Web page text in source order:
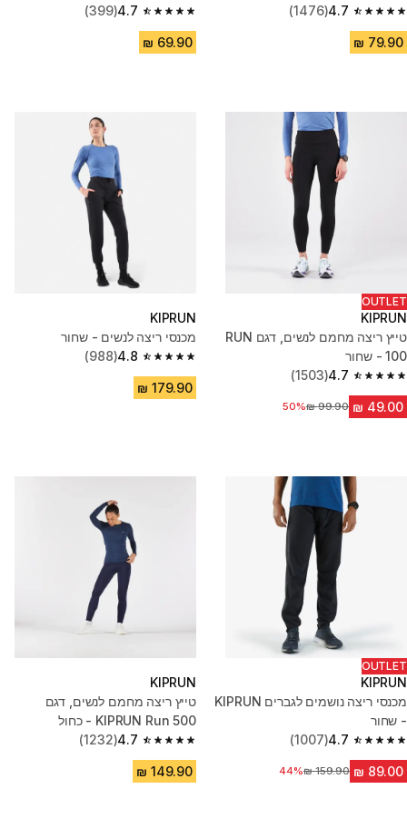
4.7
4.7 out of 5 stars from 1476 reviews
(1476)
4.7
4.7 out of 5 stars from 399 reviews
(399)
OUTLET
KIPRUN
טייץ ריצה מחמם לנשים, דגם RUN
100 - שחור
4.7
4.7 out of 5 stars from 1503 reviews
(1503)
מחיר לפני הנחה‏99.90 ₪
50%
KIPRUN
מכנסי ריצה לנשים - שחור
4.8
4.8 out of 5 stars from 988 reviews
(988)
OUTLET
KIPRUN
מכנסי ריצה נושמים לגברים KIPRUN
- שחור
4.7
4.7 out of 5 stars from 1007 reviews
(1007)
מחיר לפני הנחה‏159.90 ₪
44%
KIPRUN
טייץ ריצה מחמם לנשים, דגם
KIPRUN Run 500 - כחול
4.7
4.7 out of 5 stars from 1232 reviews
(1232)